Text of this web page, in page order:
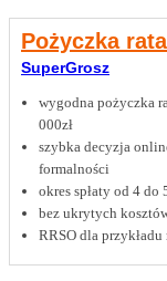
Pożyczka
SuperGrosz
wygodna pożyczka
000zł
szybka decyzja
formalności
okres spłaty od 4 do
bez ukrytych
RRSO dla